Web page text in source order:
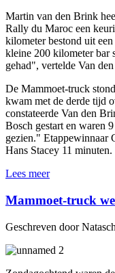
Martin van den Brink
Rally du Maroc een
kilometer bestond uit
kleine 200 kilometer bar
gehad", vertelde Van
De Mammoet-truck
kwam met de derde tijd
constateerde Van den
Bosch gestart en waren
gezien." Etappewinnaar
Hans Stacey 11 minuten.
Lees meer
Mammoet-truck
Geschreven door